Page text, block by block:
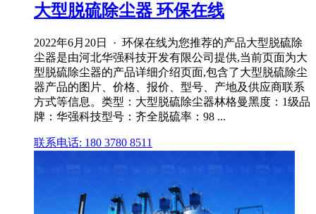
大型脱硫除尘器 环保在线
2022年6月20日 · 环保在线为您推荐的产品大型脱硫除
尘器是由河北华强科技开发有限公司提供,当前页面为大
型脱硫除尘器的产品详细介绍页面,包含了大型脱硫除尘
器产品的图片、价格、报价、型号、产地及供应商联系
方式等信息。类型：大型脱硫除尘器林格曼黑度：1级品
牌：华强科技型号：齐全脱硫率：98 ...
联系电话: 180 3780 8511